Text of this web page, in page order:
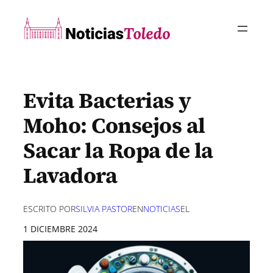
contenido
Evita Bacterias y
Moho: Consejos al
Sacar la Ropa de la
Lavadora
ESCRITO PORSILVIA PASTORENNOTICIASEL
1 DICIEMBRE 2024